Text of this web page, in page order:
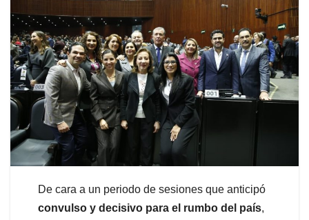
De cara a un periodo de sesiones que anticipó
convulso y decisivo para el rumbo del país,